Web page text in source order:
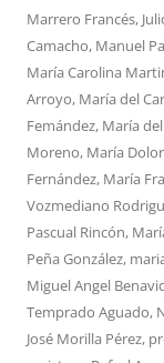
Marrero Francés,
Camacho, Manuel
María Carolina
Arroyo, María del
Femández, María
Moreno, María
Fernández, María
Vozmediano
Pascual Rincón,
Peña González,
Miguel Angel
Temprado Aguado,
José Morilla Pérez,